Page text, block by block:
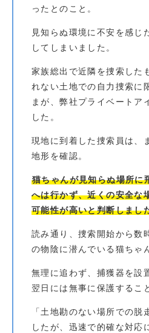
ったとのこと。
見知らぬ環境に不安を感じ
してしまいました。
家族総出で近隣を捜索した
れない土地での自力捜索に
まが、弊社プライベートア
した。
現地に到着した捜索員は、
地形を確認。
猫ちゃんが見知らぬ場所に
へは行かず、近くの安全な
可能性が高いと判断しまし
読み通り、捜索開始から数
の物陰に潜んでいる猫ちゃ
無理に追わず、捕獲器を設
翌日には無事に保護するこ
「土地勘のない場所での脱
したが、迅速で的確な対応